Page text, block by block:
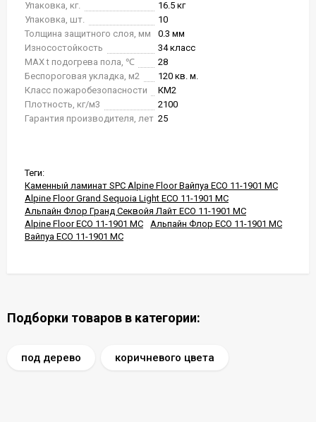
Упаковка, кг.
16.5 кг
Упаковка, шт.
10
Толщина защитного слоя, мм
0.3 мм
Износостойкость
34 класс
MAX t подогрева пола, ℃
28
Беспороговая укладка, м2
120 кв. м.
Класс пожаробезопасности
КМ2
Плотность, кг/м3
2100
Гарантия производителя, лет 25
Теги:
Каменный ламинат SPC Alpine Floor Вайпуа ЕСО 11-1901 MC
Alpine Floor Grand Sequoia Light ЕСО 11-1901 MC
Альпайн Флор Гранд Секвойя Лайт ЕСО 11-1901 MC
Alpine Floor ЕСО 11-1901 MC
Альпайн Флор ЕСО 11-1901 MC
Вайпуа ЕСО 11-1901 MC
Подборки товаров в категории:
под дерево коричневого цвета